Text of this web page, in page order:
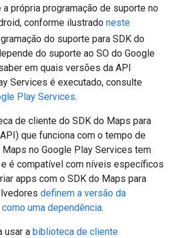
própria programação de suporte no
conforme ilustrado neste
do suporte para SDK do
do suporte ao SO do Google
em quais versões da API
Services é executado, consulte
Play Services.
de cliente do SDK do Maps para
que funciona com o tempo de
no Google Play Services tem
é compatível com níveis específicos
apps com o SDK do Maps para
definem a versão da
uma dependência.
usar a biblioteca de cliente